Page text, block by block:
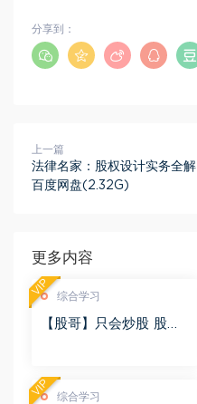
分享到：
上一篇
法律名家：股权设计实务全解
百度网盘(2.32G)
更多内容
综合学习
【股哥】只会炒股 股哥
VIP
综合学习
VIP